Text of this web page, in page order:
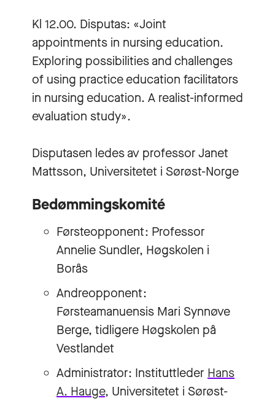
Kl 12.00. Disputas: «Joint
appointments in nursing education.
Exploring possibilities and challenges
of using practice education facilitators
in nursing education. A realist-informed
evaluation study».
Disputasen ledes av professorJanet
Mattsson, Universitetet i Sørøst-Norge
Bedømmingskomité
Førsteopponent: Professor
Annelie Sundler, Høgskolen i
Borås
Andreopponent:
Førsteamanuensis Mari Synnøve
Berge, tidligere Høgskolen på
Vestlandet
Administrator: Instituttleder Hans
A. Hauge, Universitetet i Sørøst-